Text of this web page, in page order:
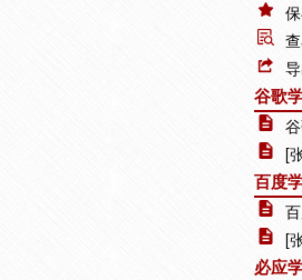
谷歌
[
百度
[
必应